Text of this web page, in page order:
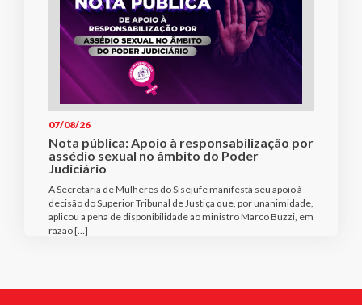
07/08/26
Nota pública: Apoio à responsabilização por
assédio sexual no âmbito do Poder
Judiciário
A Secretaria de Mulheres do Sisejufe manifesta seu apoio à
decisão do Superior Tribunal de Justiça que, por unanimidade,
aplicou a pena de disponibilidade ao ministro Marco Buzzi, em
razão […]